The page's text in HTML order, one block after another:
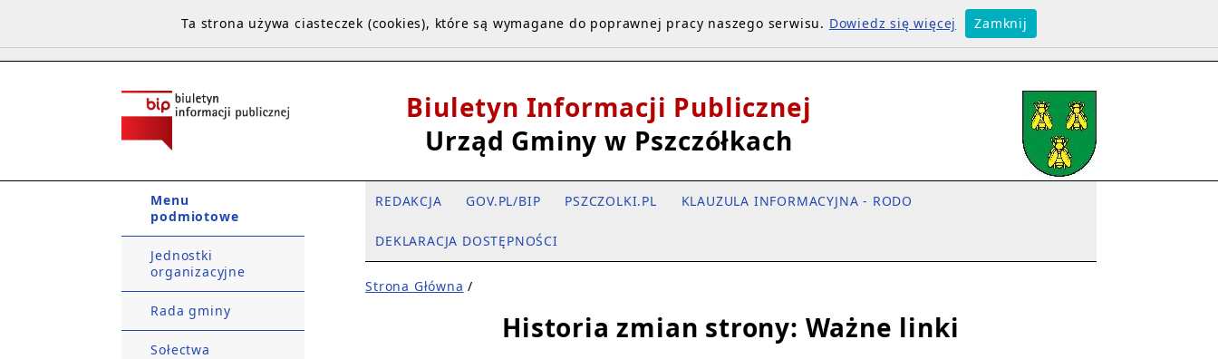
Biuletyn Informacji Publicznej
Urząd Gminy w Pszczółkach
Menu
podmiotowe
Jednostki
organizacyjne
Rada gminy
Sołectwa
REDAKCJA GOV.PL/BIP PSZCZOLKI.PL KLAUZULA INFORMACYJNA - RODO
DEKLARACJA DOSTĘPNOŚCI
Strona Główna /
Historia zmian strony: Ważne linki
Ta strona używa ciasteczek (cookies), które są wymagane do poprawnej pracy naszego serwisu. Dowiedz się więcej Zamknij